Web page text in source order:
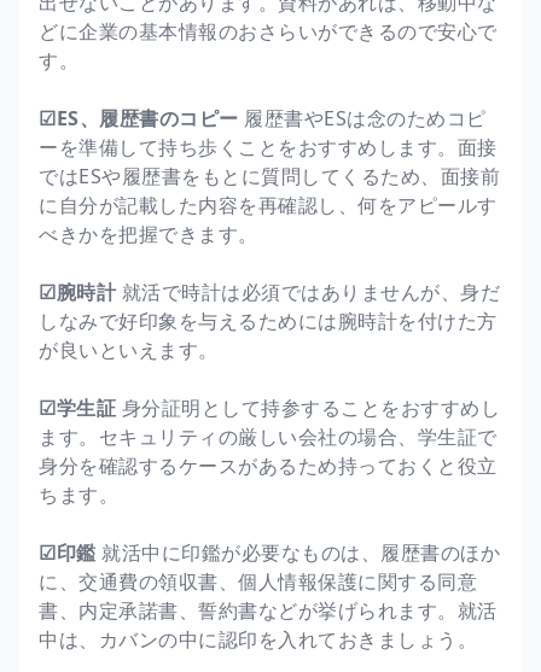
どに企業の基本情報のおさらいができるので安心で
す。
☑ES、履歴書のコピー 履歴書やESは念のためコピ
ーを準備して持ち歩くことをおすすめします。面接
ではESや履歴書をもとに質問してくるため、面接前
に自分が記載した内容を再確認し、何をアピールす
べきかを把握できます。
☑腕時計就活で時計は必須ではありませんが、身だ
しなみで好印象を与えるためには腕時計を付けた方
が良いといえます。
☑学生証 身分証明として持参することをおすすめし
ます。セキュリティの厳しい会社の場合、学生証で
身分を確認するケースがあるため持っておくと役立
ちます。
☑印鑑 就活中に印鑑が必要なものは、履歴書のほか
に、交通費の領収書、個人情報保護に関する同意
書、内定承諾書、誓約書などが挙げられます。就活
中は、カバンの中に認印を入れておきましょう。